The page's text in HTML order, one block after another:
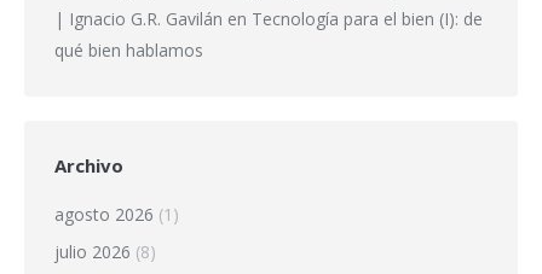
| Ignacio G.R. Gavilán en Tecnología para el bien (I): de
qué bien hablamos
Archivo
agosto 2026 (1)
julio 2026 (8)